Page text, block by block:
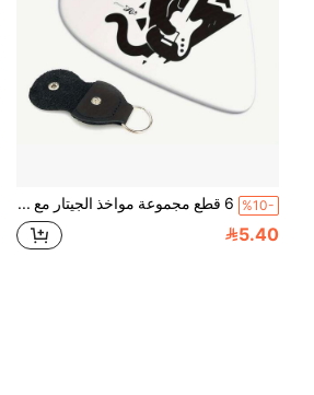
%10- 6 قطع مجموعة مواخذ الجيتار مع كيس - خيارات سماكة 0.46/0.71/0.96 ملم، اكسسوارات آلة موسيقية بتصميم قطة جميلة، مواخذ لليوكليلي والباص والجيتار الكهربائي، هدية لعشاق الموسيقى، تصميم حيوي
5.40